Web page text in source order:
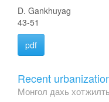
D. Gankhuyag
43-51
pdf
Recent
Монгол дахь